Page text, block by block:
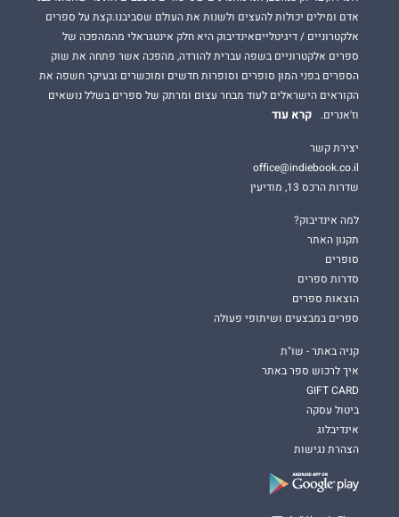
אדם ומילים יכולות להעצים ולשנות את העולם שסביבנו.קצת על ספרים
אלקטרוניים / דיגיטלייםאינדיבוק היא חלק אינטגראלי מהמהפכה של
ספרים אלקטרוניים בשפה עברית להורדה, מהפכה אשר פתחה את שוק
הספרים בפני המון סופרים וסופרות חדשים ומוכשרים ובעיקר חשפה את
הקוראים הישראלים לעוד מבחר עצום ומרתק של ספרים בשלל נושאים
וז'אנרים.
קרא עוד
יצירת קשר
office@indiebook.co.il
שדרות הרכס 13, מודיעין
למה אינדיבוק?
תקנון האתר
סופרים
סדרות ספרים
הוצאות ספרים
ספרים במבצעים ושיתופי פעולה
קניה באתר - שו"ת
איך לרכוש ספר באתר
GIFT CARD
ביטול עסקה
אינדיבלוג
הצהרת נגישות